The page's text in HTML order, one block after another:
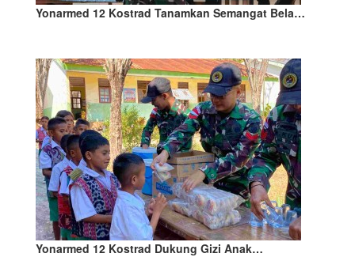
Yonarmed 12 Kostrad Tanamkan Semangat Bela…
Yonarmed 12 Kostrad Dukung Gizi Anak…